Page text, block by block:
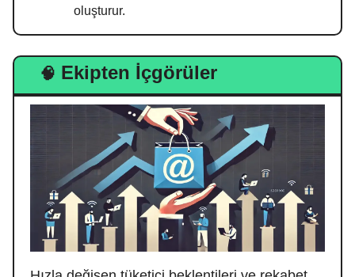
oluşturur.
🧠 Ekipten İçgörüler